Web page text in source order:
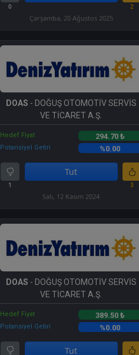
0 2
Çarşamba, 20 Ağustos 2025
DOAS - DOĞUŞ OTOMOTİV SERVİS
VE TİCARET A.Ş.
Hedef Fiyat 294.70 ₺
Potansiyel Getiri %0.00
1
Tut
3
Salı, 12 Kasım 2024
DOAS - DOĞUŞ OTOMOTİV SERVİS
VE TİCARET A.Ş.
Hedef Fiyat 389.50 ₺
Potansiyel Getiri %0.00
Tut